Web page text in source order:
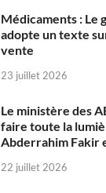
Médicaments : Le
adopte un texte
vente
23 juillet 2026
Le ministère des
faire toute la
Abderrahim Fakir
22 juillet 2026